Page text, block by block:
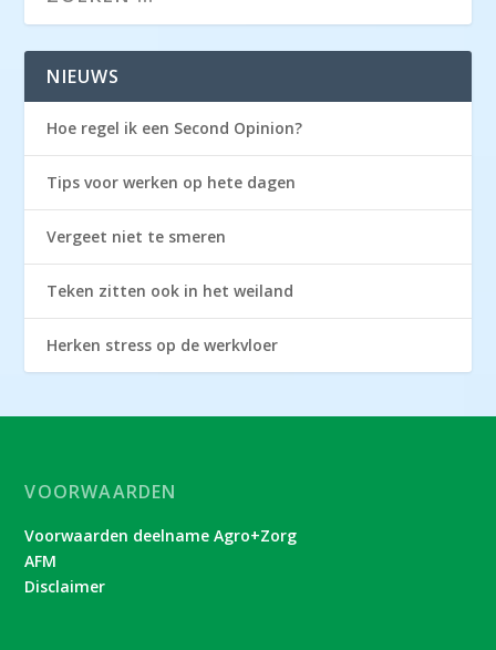
NIEUWS
Hoe regel ik een Second Opinion?
Tips voor werken op hete dagen
Vergeet niet te smeren
Teken zitten ook in het weiland
Herken stress op de werkvloer
VOORWAARDEN
Voorwaarden deelname Agro+Zorg
AFM
Disclaimer